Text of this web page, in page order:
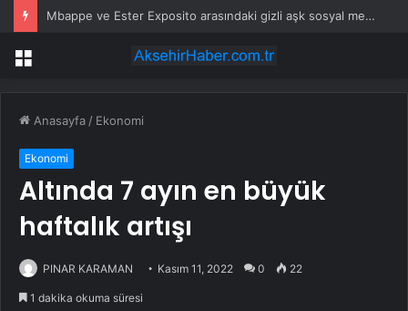
Mbappe ve Ester Exposito arasındaki gizli aşk sosyal medya paylaşımıyla kesinlik kazandı
Menü
Anasayfa / Ekonomi
Ekonomi
Altında 7 ayın en büyük
haftalık artışı
PINAR KARAMAN Kasım 11, 2022 0 22
1 dakika okuma süresi